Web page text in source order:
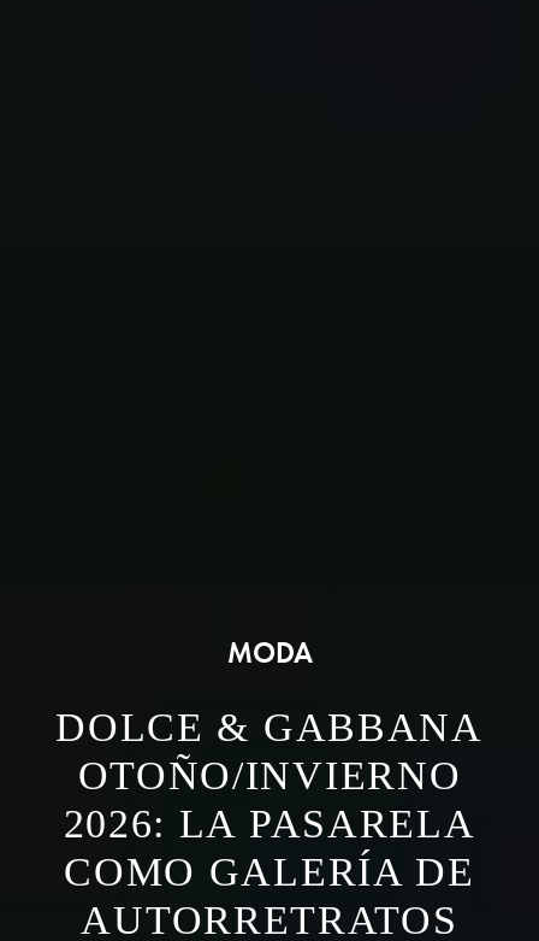
MODA
DOLCE & GABBANA
OTOÑO/INVIERNO
2026: LA PASARELA
COMO GALERÍA DE
AUTORRETRATOS